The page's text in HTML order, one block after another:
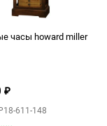
часы howard miller
₽
611-148